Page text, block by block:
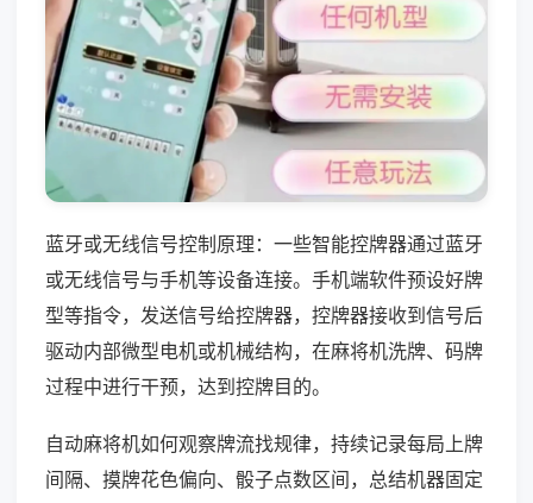
蓝牙或无线信号控制原理：一些智能控牌器通过蓝牙
或无线信号与手机等设备连接。手机端软件预设好牌
型等指令，发送信号给控牌器，控牌器接收到信号后
驱动内部微型电机或机械结构，在麻将机洗牌、码牌
过程中进行干预，达到控牌目的。
自动麻将机如何观察牌流找规律，持续记录每局上牌
间隔、摸牌花色偏向、骰子点数区间，总结机器固定